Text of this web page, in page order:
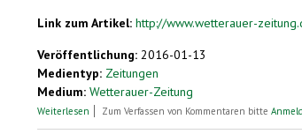
Link zum Artikel: http://www.wetterauer-
Veröffentlichung: 2016-01-13
Medientyp: Zeitungen
Medium: Wetterauer-Zeitung
Weiterlesen über Eine Sprache für alle
Zum Verfassen von Kommentaren bitte